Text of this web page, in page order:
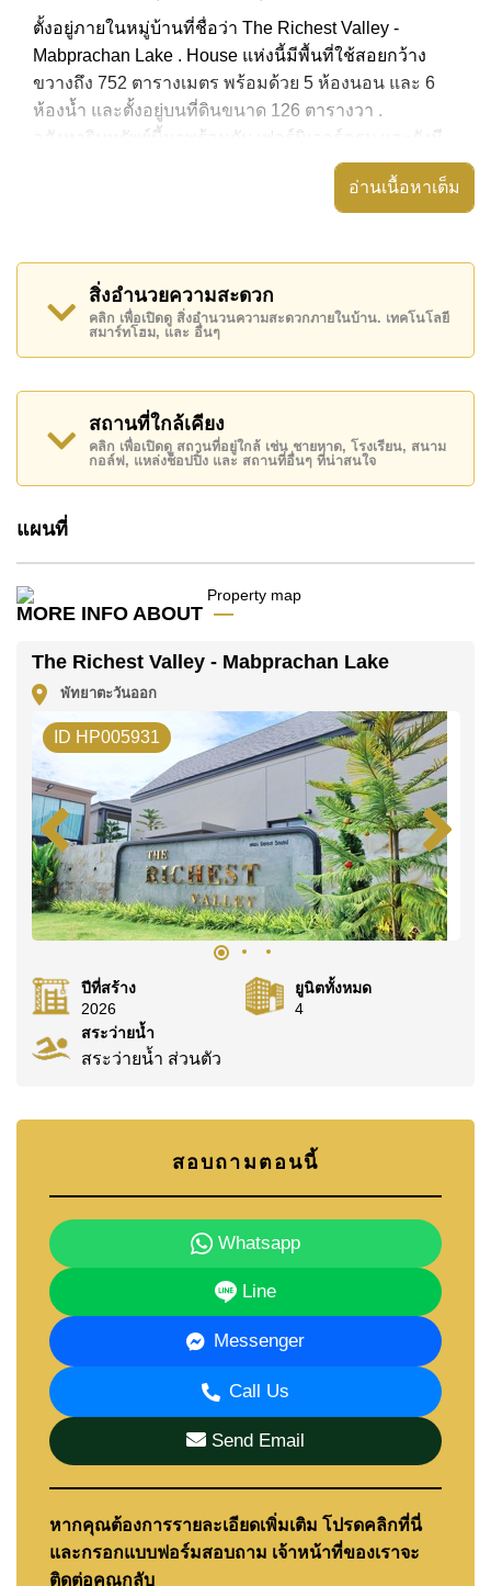
ตั้งอยู่ภายในหมู่บ้านที่ชื่อว่า The Richest Valley -
Mabprachan Lake . House แห่งนี้มีพื้นที่ใช้สอยกว้าง
ขวางถึง 752 ตารางเมตร พร้อมด้วย 5 ห้องนอน และ 6
ห้องน้ำ และตั้งอยู่บนที่ดินขนาด 126 ตารางวา .
อสังหาริมทรัพย์นี้มาพร้อมกับ เฟอร์นิเจอร์ครบ และยังมี
สิ่งอำนวยความสะดวก ได้แก่ บ้าน 2 ชั้น, สนามหญ้า
ขนาดเล็ก, พื้นที่นั่งเล่นกลางแจ้งพร้อมหลังคา, ห้องเก็บ
อสังหาริมทรัพย์นี้สามารถใช้ สระว่ายน้ำ ส่วนตัว ได้
The Richest Valley - Mabprachan Lake มีสิ่งอำนวย
ความสะดวกส่วนกลาง ได้แก่ รักษาความปลอดภัย 24
สถานที่สำคัญใกล้ The Richest Valley - Mabprachan
Lake ได้แก่: ใกล้ทางด่วนมอเตอร์เวย์หรือทางหลวง , มาบ
ประชัน เลค, สนามแข่งรถ พีระเรซเซอร์กิต, ไทยโปโล
คลับ, ปีโป้ โพนี่ คลับ, พัทยาเวคพาร์ค, ฟาร์มแกะพัทยา ,
พัทยาคันทรีคลับ, บูรพา , รพ.กรุงเทพพัทยา, รพ.กรุงเทพ
อสังหาริมทรัพย์นี้มีไว้สำหรับขายในราคา ฿ 34,500,000
บาท
โฉนดที่ดินของอสังหาริมทรัพย์นี้อยู่ภายใต้กรรมสิทธิ์ ชื่อ
ไทยโดยมี ค่าโอนคนละครึ่ง
ค้นพบโอกาสในการทำให้ที่อยู่อาศัยนี้เป็นบ้านในฝันของ
คุณ!
ติดต่อ Cornerstone Real Estate โทร +6638411250
หรือ อีเมลinfo@cornerstone.co.th
WhatsApp ของสำนักงาน: +66807945904และ LINE:
@cornerstonepattaya
อ่านเนื้อหาเต็ม
สิ่งอำนวยความสะดวก
คลิก เพื่อเปิดดู สิ่งอำนวนความสะดวกภายในบ้าน. เทคโนโลยี
สมาร์ทโฮม, และ อื่นๆ
สถานที่ใกล้เคียง
คลิก เพื่อเปิดดู สถานที่อยู่ใกล้ เช่น ชายหาด, โรงเรียน, สนาม
กอล์ฟ, แหล่งช็อปปิ้ง และ สถานที่อื่นๆ ที่น่าสนใจ
แผนที่
MORE INFO ABOUT
The Richest Valley - Mabprachan Lake
พัทยาตะวันออก
ID HP005931
ปีที่สร้าง
2026
ยูนิตทั้งหมด
4
สระว่ายน้ำ
สระว่ายน้ำ ส่วนตัว
สอบถามตอนนี้
Whatsapp
Line
Messenger
Call Us
Send Email
หากคุณต้องการรายละเอียดเพิ่มเติม โปรดคลิกที่นี่
และกรอกแบบฟอร์มสอบถาม เจ้าหน้าที่ของเราจะ
ติดต่อคุณกลับ